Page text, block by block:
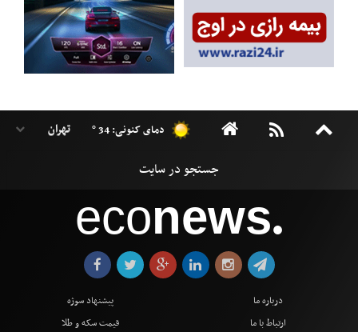
دمای کنونی: 34 °
econews●
درباره ما
ارتباط با ما
پیشنهاد سوژه
قیمت سکه و طلا